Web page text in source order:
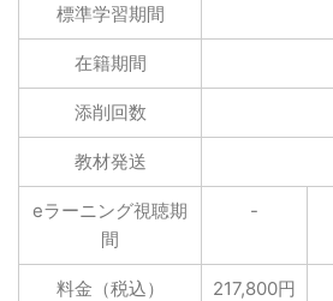
標準学習期間
在籍期間
添削回数
教材発送
eラーニング視聴期
間
-
料金（税込） 217,800円